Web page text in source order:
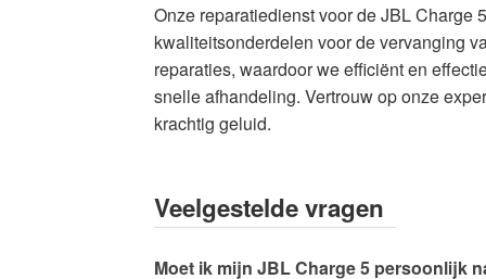
Onze reparatiedienst voor de JBL Charge
kwaliteitsonderdelen voor de vervanging
reparaties, waardoor we efficiënt en
snelle afhandeling. Vertrouw op onze
krachtig geluid.
Veelgestelde vragen
Moet ik mijn JBL Charge 5 persoonlijk